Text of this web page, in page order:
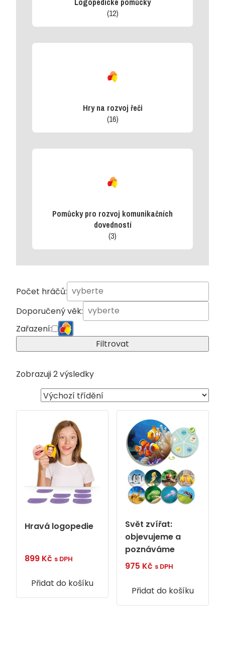
(12)
Hry na rozvoj řeči
(16)
Pomůcky pro rozvoj komunikačních
dovedností
(3)
Počet hráčů:
Doporučený věk:
Zařazení:
Filtrovat
Zobrazuji 2 výsledky
Hravá logopedie
899 Kč s DPH
Přidat do košíku
Svět zvířat:
objevujeme a
poznáváme
975 Kč s DPH
Přidat do košíku